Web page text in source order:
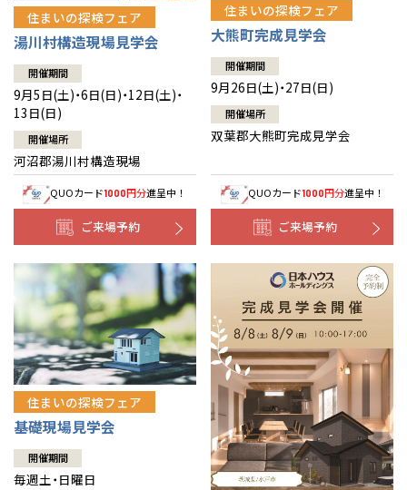
住まいの探検フェア
湯川村構造現場見学会
開催期間
9月5日(土)・6日(日)・12日(土)・
13日(日)
開催場所
河沼郡湯川村構造現場
QUOカード1000円分進呈中！
ご来場予約
住まいの探検フェア
大熊町完成見学会
開催期間
9月26日(土)・27日(日)
開催場所
双葉郡大熊町完成見学会
QUOカード1000円分進呈中！
ご来場予約
住まいの探検フェア
基礎現場見学会
開催期間
毎週土・日曜日